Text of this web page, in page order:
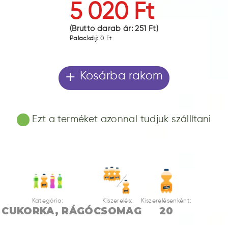
5 020 Ft
(Bruttó darab ár:251 Ft)
Palackdíj: 0 Ft
+ Kosárba rakom
Ezt a terméket azonnal tudjuk szállítani
Kategória:
CUKORKA, RÁGÓ
Kiszerelés:
CSOMAG
Kiszerelésenként:
20